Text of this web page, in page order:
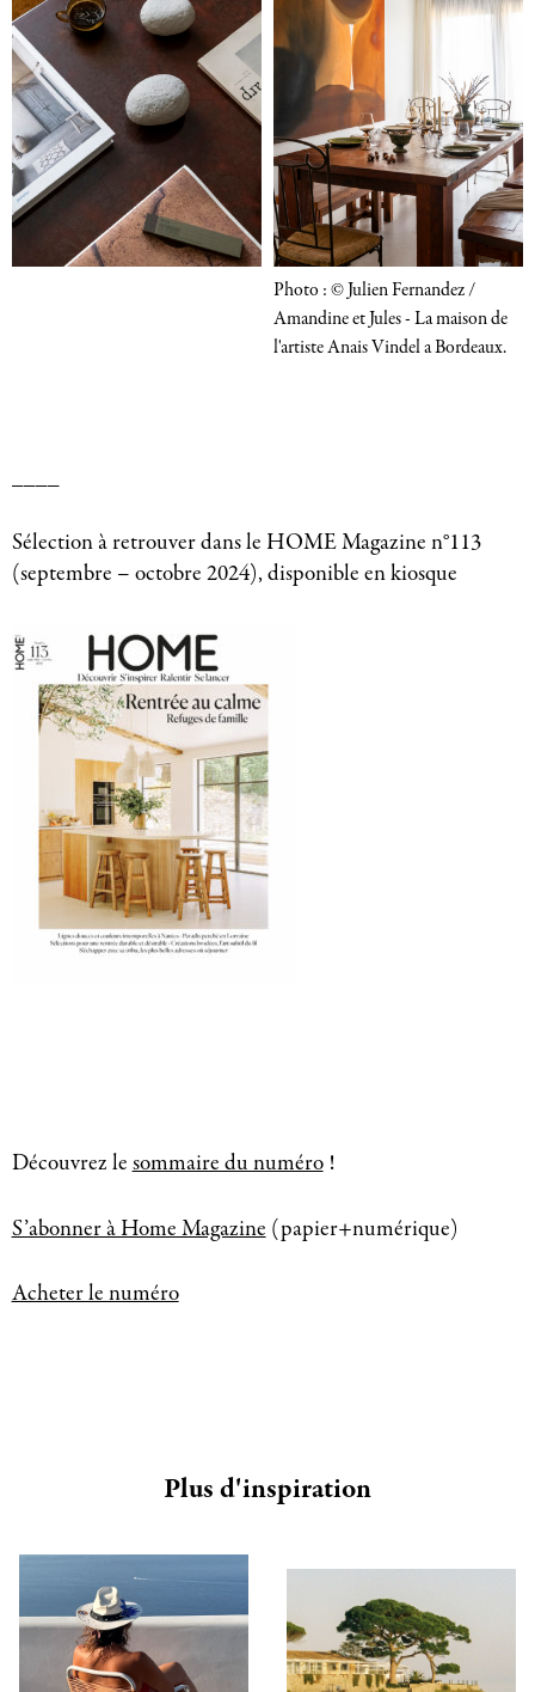
Photo : © Julien Fernandez /
Amandine et Jules - La maison de
l'artiste Anais Vindel a Bordeaux.
Sélection à retrouver dans le HOME Magazine n°113
(septembre – octobre 2024), disponible en kiosque
Découvrez lesommaire du numéro!
S’abonner à Home Magazine(papier+numérique)
Acheter le numéro
Plus d'inspiration